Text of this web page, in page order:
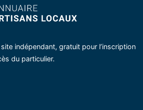
indépendant, gratuit pour l’inscription
du particulier.